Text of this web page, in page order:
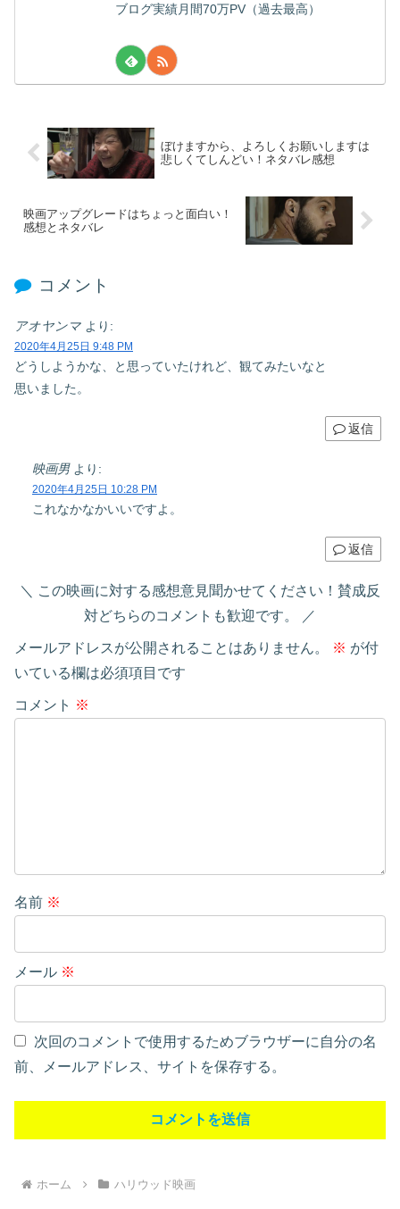
ブログ実績月間70万PV（過去最高）
ぼけますから、よろしくお願いしますは
悲しくてしんどい！ネタバレ感想
映画アップグレードはちょっと面白い！
感想とネタバレ
コメント
アオヤンマ より:
2020年4月25日 9:48 PM
どうしようかな、と思っていたけれど、観てみたいなと
思いました。
返信
映画男 より:
2020年4月25日 10:28 PM
これなかなかいいですよ。
返信
この映画に対する感想意見聞かせてください！賛成反
対どちらのコメントも歓迎です。
メールアドレスが公開されることはありません。 ※ が付
いている欄は必須項目です
コメント ※
名前 ※
メール ※
次回のコメントで使用するためブラウザーに自分の名
前、メールアドレス、サイトを保存する。
ホーム ハリウッド映画